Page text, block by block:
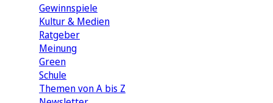
Gewinnspiele
Kultur & Medien
Ratgeber
Meinung
Green
Schule
Themen von A bis Z